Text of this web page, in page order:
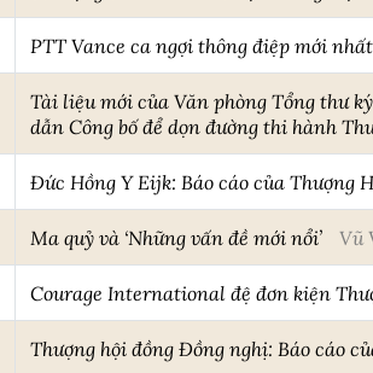
PTT Vance ca ngợi thông điệp mới
Tài liệu mới của Văn phòng Tổng thư
dẫn Công bố để dọn đường thi hành
Đức Hồng Y Eijk: Báo cáo của Thượng
Ma quỷ và ‘Những vấn đề mới nổi’ Vũ
Courage International đệ đơn kiện
Thượng hội đồng Đồng nghị: Báo cáo